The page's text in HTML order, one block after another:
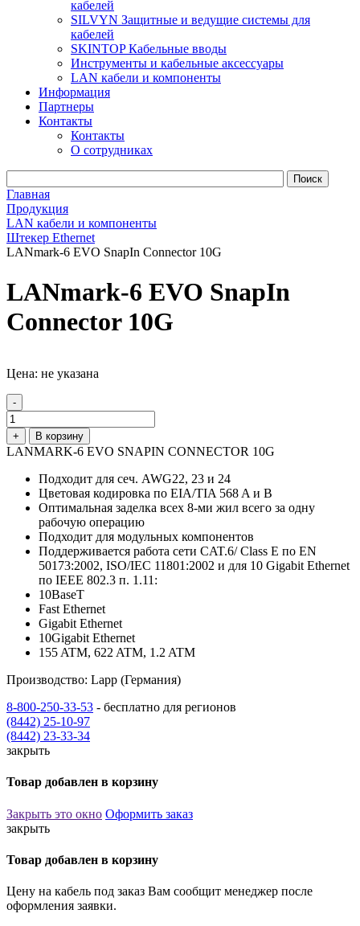
кабелей
SILVYN Защитные и ведущие системы для
кабелей
SKINTOP Кабельные вводы
Инструменты и кабельные аксессуары
LAN кабели и компоненты
Информация
Партнеры
Контакты
Контакты
О сотрудниках
Главная
Продукция
LAN кабели и компоненты
Штекер Ethernet
LANmark-6 EVO SnapIn Connector 10G
LANmark-6 EVO SnapIn
Connector 10G
Цена: не указана
-
+ В корзину
LANMARK-6 EVO SNAPIN CONNECTOR 10G
Подходит для сеч. AWG22, 23 и 24
Цветовая кодировка по EIA/TIA 568 A и B
Оптимальная заделка всех 8-ми жил всего за одну
рабочую операцию
Подходит для модульных компонентов
Поддерживается работа сети CAT.6/ Class E по EN
50173:2002, ISO/IEC 11801:2002 и для 10 Gigabit Ethernet
по IEEE 802.3 п. 1.11:
10BaseT
Fast Ethernet
Gigabit Ethernet
10Gigabit Ethernet
155 ATM, 622 ATM, 1.2 ATM
Производство: Lapp (Германия)
8-800-250-33-53 - бесплатно для регионов
(8442) 25-10-97
(8442) 23-33-34
закрыть
Товар добавлен в корзину
Закрыть это окно Оформить заказ
закрыть
Товар добавлен в корзину
Цену на кабель под заказ Вам сообщит менеджер после
оформления заявки.